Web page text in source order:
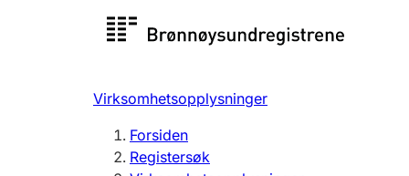
Registersøk
Registrere, endre, slette
Virksomhetsopplysninger
Forsiden
Registersøk